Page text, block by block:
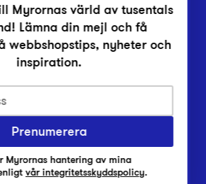
leverans eller retur?
Myrornas värld av tusentals
Lämna din mejl och få
webbshopstips, nyheter och
inspiration.
Prenumerera
Myrornas hantering av mina
vår integritetsskyddspolicy.